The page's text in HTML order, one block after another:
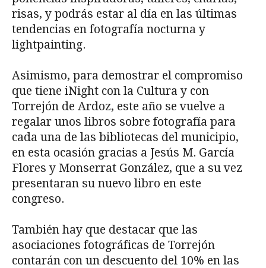
risas, y podrás estar al día en las últimas
tendencias en fotografía nocturna y
lightpainting.
Asimismo, para demostrar el compromiso
que tiene iNight con la Cultura y con
Torrejón de Ardoz, este año se vuelve a
regalar unos libros sobre fotografía para
cada una de las bibliotecas del municipio,
en esta ocasión gracias a Jesús M. García
Flores y Monserrat González, que a su vez
presentaran su nuevo libro en este
congreso.
También hay que destacar que las
asociaciones fotográficas de Torrejón
contarán con un descuento del 10% en las